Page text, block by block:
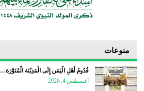
منوعات
قُدُومُ أَهْلِ الْيَمَن إِلَى الْمَدِيْنَة الْمُنَوَّرَة…
أغسطس 4, 2026